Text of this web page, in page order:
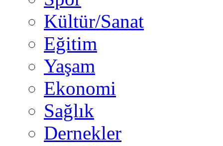
Kültür/Sanat
Eğitim
Yaşam
Ekonomi
Sağlık
Dernekler